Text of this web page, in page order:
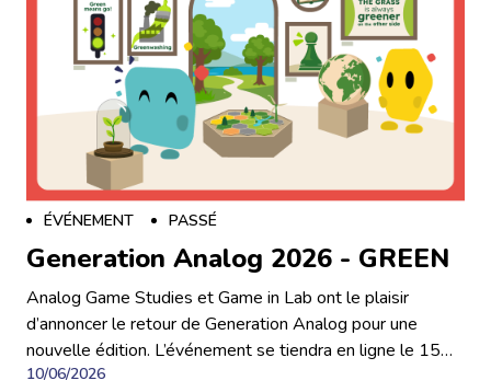
ÉVÉNEMENT PASSÉ
Generation Analog 2026 - GREEN
Analog Game Studies et Game in Lab ont le plaisir
d’annoncer le retour de Generation Analog pour une
nouvelle édition. L’événement se tiendra en ligne le 15
juillet 2026, gratuit et accessible à tous·tes sur
10/06/2026